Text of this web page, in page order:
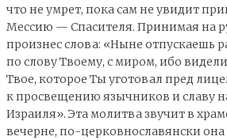
что не умрет, пока сам не увидит
Мессию — Спасителя. Принимая на
произнес слова: «Ныне отпускаешь
по слову Твоему, с миром, ибо
Твое, которое Ты уготовал пред
к просвещению язычников и славу
Израиля». Эта молитва звучит в
вечерне, по-церковнославянски